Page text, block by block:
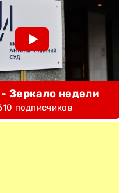
- Зеркало недели
подписчиков